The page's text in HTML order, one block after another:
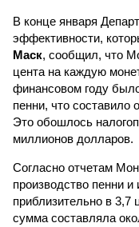
В конце января
эффективности,
Маск, сообщил, что
цента на каждую
финансовом году
пенни, что составило
Это обошлось
миллионов долларов.
Согласно отчетам
производство пенни и
приблизительно в 3,7
сумма составляла